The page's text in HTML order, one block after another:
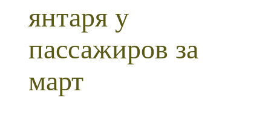
янтаря у
пассажиров за
март